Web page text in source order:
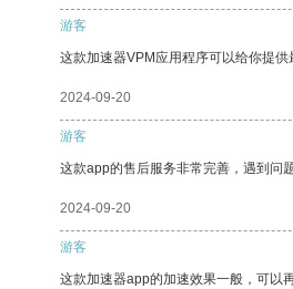
游客
这款加速器VPM应用程序可以给你提
2024-09-20
游客
这款app的售后服务非常完善，遇到问
2024-09-20
游客
这款加速器app的加速效果一般，可以